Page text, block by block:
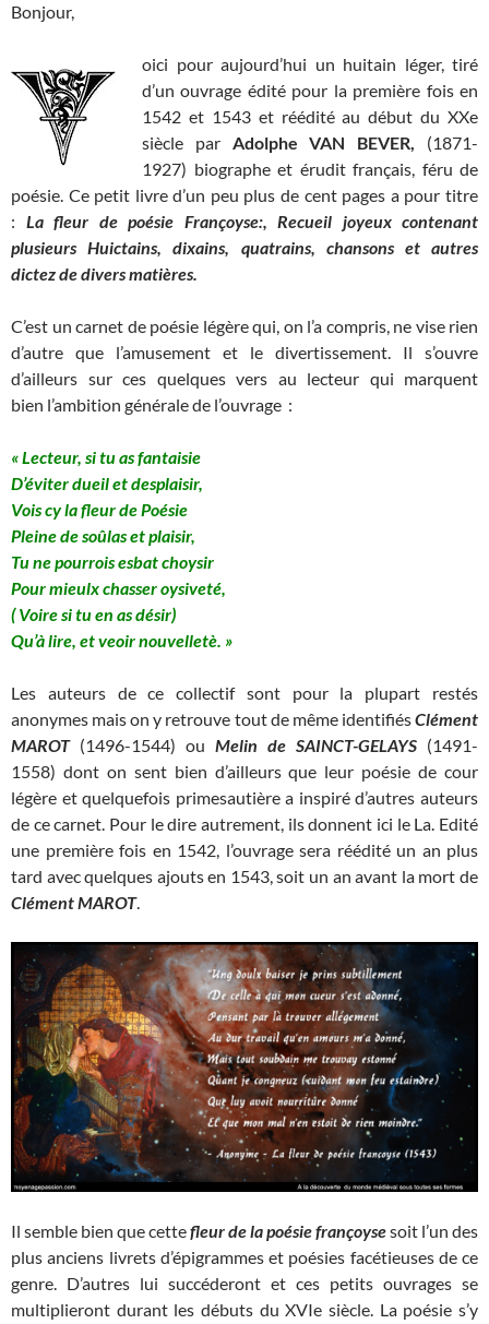
Bonjour,
oici pour aujourd’hui un huitain léger, tiré
d’un ouvrage édité pour la première fois en
1542 et 1543 et réédité au début du XXe
siècle par Adolphe VAN BEVER, (1871-
1927) biographe et érudit français, féru de
poésie. Ce petit livre d’un peu plus de cent pages a pour titre
: La fleur de poésie Françoyse:, Recueil joyeux contenant
plusieurs Huictains, dixains, quatrains, chansons et autres
dictez de divers matières.
C’est un carnet de poésie légère qui, on l’a compris, ne vise rien
d’autre que l’amusement et le divertissement. Il s’ouvre
d’ailleurs sur ces quelques vers au lecteur qui marquent
bien l’ambition générale de l’ouvrage :
« Lecteur, si tu as fantaisie
D’éviter dueil et desplaisir,
Vois cy la fleur de Poésie
Pleine de soûlas et plaisir,
Tu ne pourrois esbat choysir
Pour mieulx chasser oysiveté,
( Voire si tu en as désir)
Qu’à lire, et veoir nouvelletè. »
Les auteurs de ce collectif sont pour la plupart restés
anonymes mais on y retrouve tout de même identifiésClément
MAROT (1496-1544) ou Melin de SAINCT-GELAYS (1491-
1558) dont on sent bien d’ailleurs que leur poésie de cour
légère et quelquefois primesautière a inspiré d’autres auteurs
de ce carnet. Pour le dire autrement, ils donnent ici le La. Edité
une première fois en 1542, l’ouvrage sera réédité un an plus
tard avec quelques ajouts en 1543, soit un an avant la mort de
Clément MAROT.
Il semble bien que cettefleur de la poésie françoysesoit l’un des
plus anciens livrets d’épigrammes et poésies facétieuses de ce
genre. D’autres lui succéderont et ces petits ouvrages se
multiplieront durant les débuts du XVIe siècle. La poésie s’y